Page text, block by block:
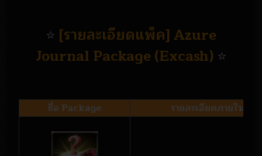
⭐ [รายละเอียดแพ็ค] Azure
Journal Package (Excash) ⭐
ชื่อ Package รายละเอียดภายใน